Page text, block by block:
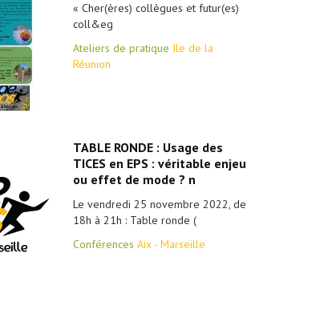
« Cher(ères) collègues et futur(es)
coll&eg
Ateliers de pratique Ile de la
Réunion
TABLE RONDE : Usage des
TICES en EPS : véritable enjeu
ou effet de mode ? n
Le vendredi 25 novembre 2022, de
18h à 21h : Table ronde (
Conférences Aix - Marseille